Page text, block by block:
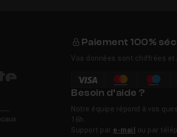
Paiement 100%
Vos données sont chiffrées
Besoin d’aide ?
Notre équipe répond à vos
16h.
Support par e-mail ou par